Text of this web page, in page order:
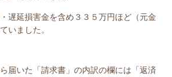
遅延損害金を含め３３５万円ほど（元金
いました。
届いた
「請求書」の内訳の欄には「返済